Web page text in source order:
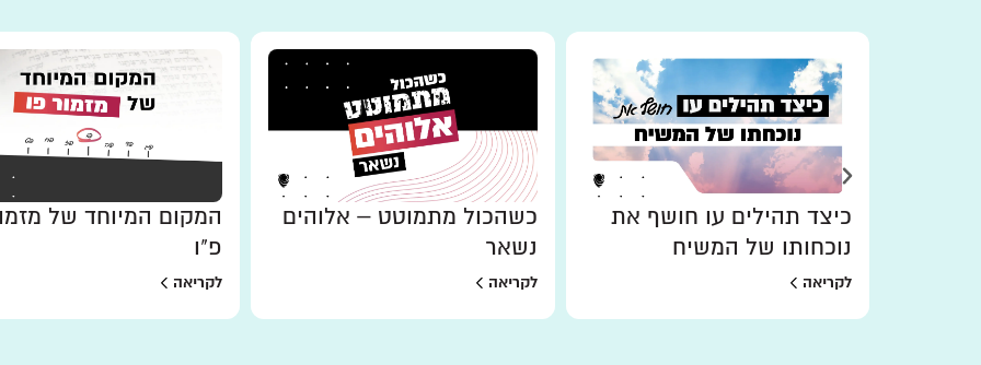
כיצד תהילים עו חושף את
נוכחותו של המשיח
לקריאה
כשהכול מתמוטט – אלוהים
נשאר
לקריאה
המקום המיוחד של
פ"ו
לקריאה